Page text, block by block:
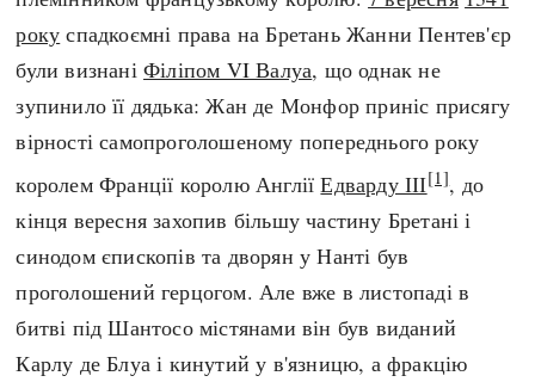
Азія
Америка
А(нта)рктика
Африка
Європа
Нові статті
Всі статті
Визначальні події
#Хештеги
Автори
done
року спадкоємні права на Бретань Жанни Пентев'єр
були визнаніФіліпом VI Валуа, що однак не
зупинило її дядька: Жан де Монфор приніс присягу
вірності самопроголошеному попереднього року
королем Франції королю АнгліїЕдварду ІІІ[1], до
кінця вересня захопив більшу частину Бретані і
синодом єпископів та дворян у Нанті був
проголошений герцогом. Але вже в листопаді в
битві під Шантосо містянами він був виданий
Карлу де Блуа і кинутий у в'язницю, а фракцію